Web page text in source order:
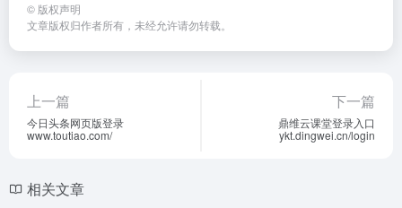
© 版权声明
文章版权归作者所有，未经允许请勿转载。
上一篇
今日头条网页版登录
www.toutiao.com/
下一篇
鼎维云课堂登录入口
ykt.dingwei.cn/login
相关文章